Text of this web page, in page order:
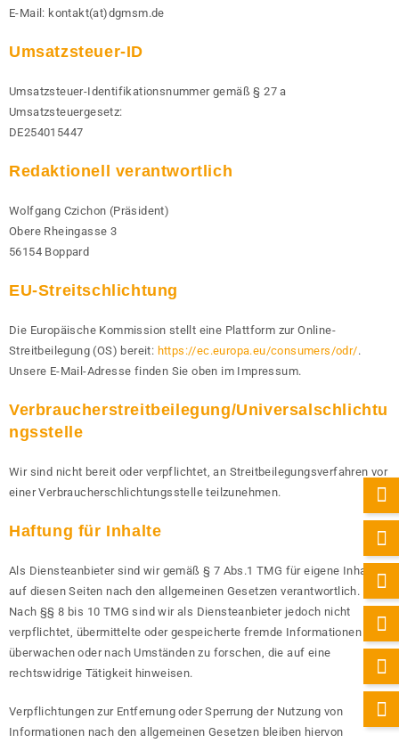
E-Mail: kontakt(at)dgmsm.de
Umsatzsteuer-ID
Umsatzsteuer-Identifikationsnummer gemäß § 27 a
Umsatzsteuergesetz:
DE254015447
Redaktionell verantwortlich
Wolfgang Czichon (Präsident)
Obere Rheingasse 3
56154 Boppard
EU-Streitschlichtung
Die Europäische Kommission stellt eine Plattform zur Online-
Streitbeilegung (OS) bereit: https://ec.europa.eu/consumers/odr/.
Unsere E-Mail-Adresse finden Sie oben im Impressum.
Verbraucherstreitbeilegung/Universalschlichtu
ngsstelle
Wir sind nicht bereit oder verpflichtet, an Streitbeilegungsverfahren vor
einer Verbraucherschlichtungsstelle teilzunehmen.
Haftung für Inhalte
Als Diensteanbieter sind wir gemäß § 7 Abs.1 TMG für eigene Inhalte
auf diesen Seiten nach den allgemeinen Gesetzen verantwortlich.
Nach §§ 8 bis 10 TMG sind wir als Diensteanbieter jedoch nicht
verpflichtet, übermittelte oder gespeicherte fremde Informationen zu
überwachen oder nach Umständen zu forschen, die auf eine
rechtswidrige Tätigkeit hinweisen.
Verpflichtungen zur Entfernung oder Sperrung der Nutzung von
Informationen nach den allgemeinen Gesetzen bleiben hiervon